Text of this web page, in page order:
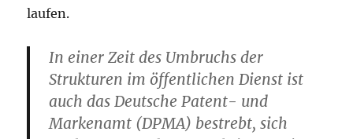
laufen.
In einer Zeit des Umbruchs der
Strukturen im öffentlichen Dienst ist
auch das Deutsche Patent- und
Markenamt (DPMA) bestrebt, sich